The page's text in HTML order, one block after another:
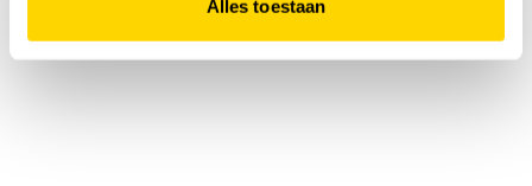
Alles toestaan